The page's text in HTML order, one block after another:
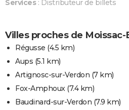
Services: Distributeur de billets
Villes proches de
Régusse (4.5 km)
Aups (5.1 km)
Artignosc-sur-Verdon (7 km)
Fox-Amphoux(7.4 km)
Baudinard-sur-Verdon (7.9 km)